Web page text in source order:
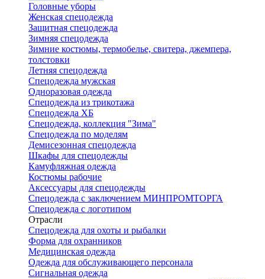
Головные уборы
Женская спецодежда
Защитная спецодежда
Зимняя спецодежда
Зимние костюмы, термобелье, свитера, джемпера,
толстовки
Летняя спецодежда
Спецодежда мужская
Одноразовая одежда
Спецодежда из трикотажа
Спецодежда ХБ
Спецодежда, коллекция "Зима"
Спецодежда по моделям
Демисезонная спецодежда
Шкафы для спецодежды
Камуфляжная одежда
Костюмы рабочие
Аксессуары для спецодежды
Спецодежда с заключением МИНПРОМТОРГА
Спецодежда с логотипом
Отрасли
Спецодежда для охоты и рыбалки
Форма для охранников
Медицинская одежда
Одежда для обслуживающего персонала
Сигнальная одежда